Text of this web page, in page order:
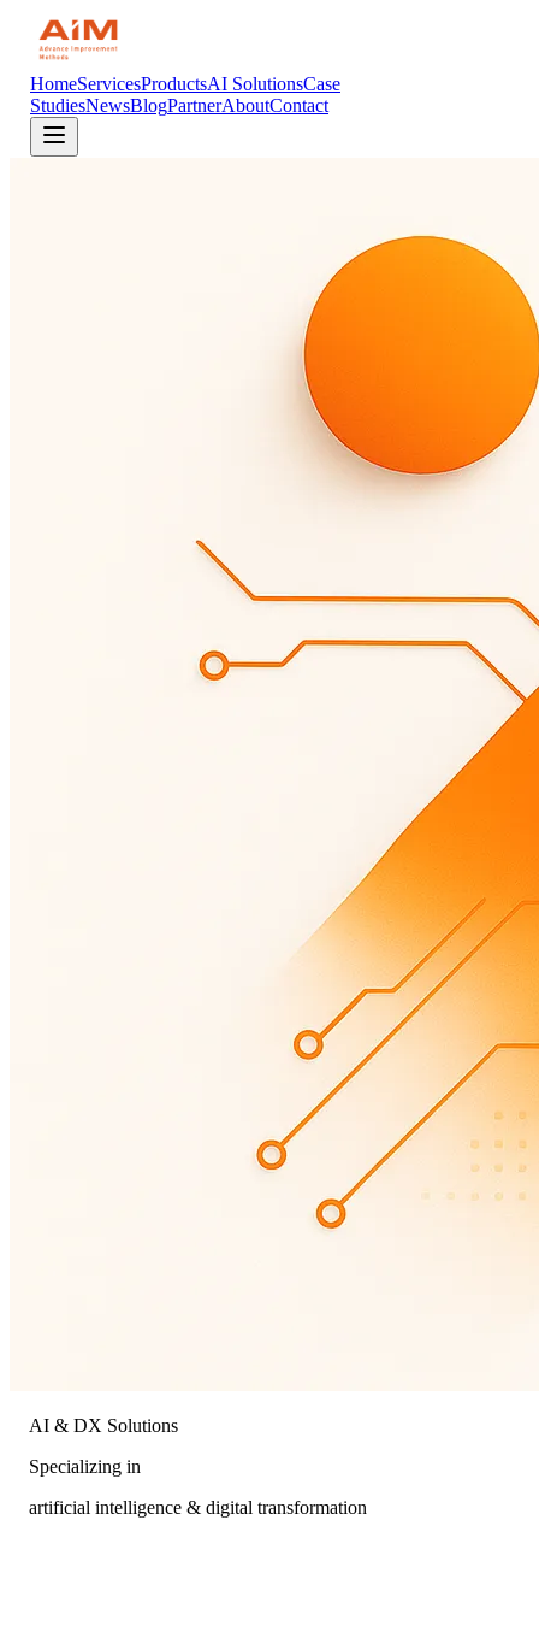
HomeServicesProductsAI SolutionsCase
StudiesNewsBlogPartnerAboutContact
AI & DX Solutions
Specializing in
artificial intelligence & digital transformation